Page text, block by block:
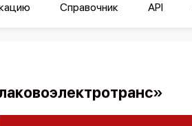
Справочник API